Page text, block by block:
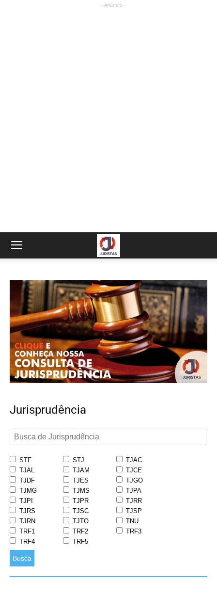
- Anúncio -
Jurisprudência
STF STJ
TJAC
TJAL
TJAM
TJCE
TJDF
TJES
TJGO
TJMG
TJMS
TJPA
TJPI
TJPR
TJRR
TJRS
TJSC
TJSP
TJRN
TJTO
TNU
TRF1
TRF2
TRF3
TRF4
TRF5
Busca